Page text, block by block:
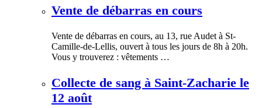
Vente de débarras en cours
Vente de débarras en cours, au 13, rue Audet à St-
Camille-de-Lellis, ouvert à tous les jours de 8h à 20h.
Vous y trouverez : vêtements …
Collecte de sang à Saint-Zacharie le
12 août